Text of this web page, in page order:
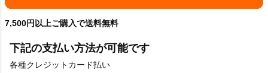
7,500円以上ご購入で送料無料
下記の支払い方法が可能です
各種クレジットカード払い